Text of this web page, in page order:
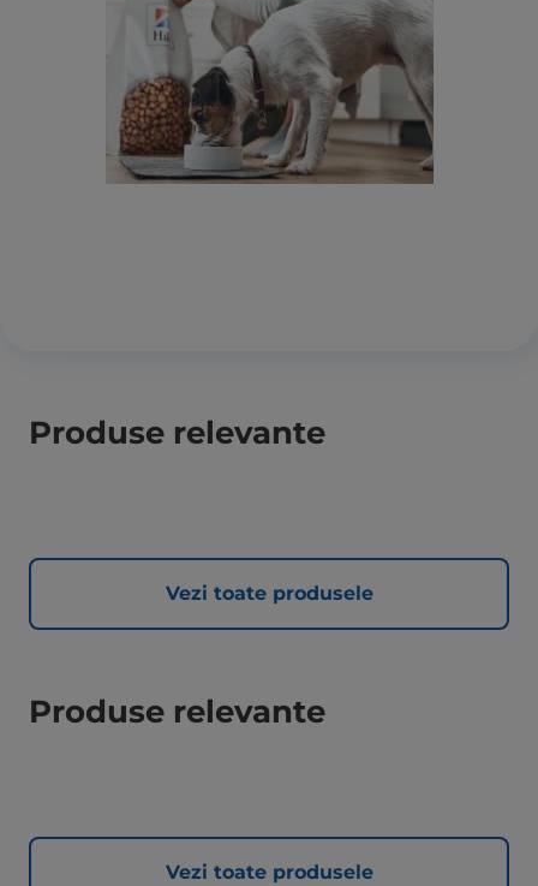
Produse relevante
Vezi toate produsele
Produse relevante
Vezi toate produsele